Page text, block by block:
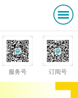
服务号 订阅号